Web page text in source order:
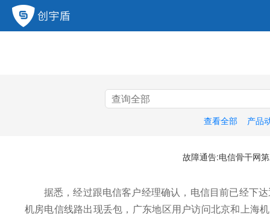
查看全部 产品
故障通告:电信骨干网
据悉，经过跟电信客户经理确认，电信目前已经下
机房电信线路出现丢包，广东地区用户访问北京和上海